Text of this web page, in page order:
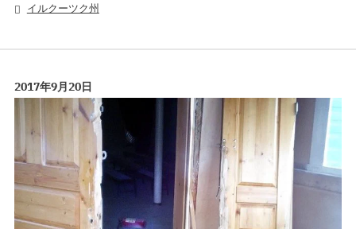
イルクーツク州
2017年9月20日